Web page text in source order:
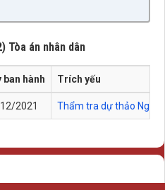
Tòa án nhân dân
ban hành Trích yếu
2021 Thẩm tra dự thảo Nghị